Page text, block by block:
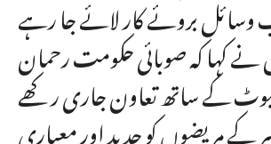
وسائل بروئے کار لائے جا رہے
کہا کہ صوبائی حکومت رحمان
کے ساتھ تعاون جاری رکھے
کے مریضوں کو جدید اور معیاری